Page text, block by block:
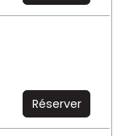
Réserver